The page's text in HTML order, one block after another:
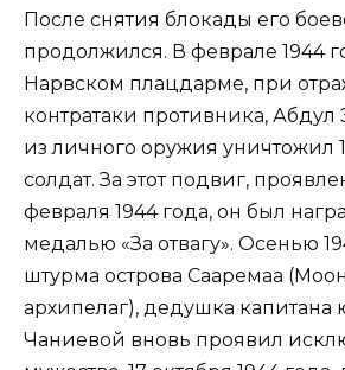
После снятия блокады его
продолжился. В феврале 1944
Нарвском плацдарме, при
контратаки противника, Абдул
из личного оружия уничтожил
солдат. За этот подвиг,
февраля 1944 года, он был
медалью «За отвагу». Осенью
штурма острова Сааремаа
архипелаг), дедушка капитана
Чаниевой вновь проявил